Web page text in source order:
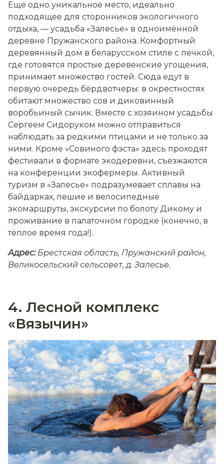
Ещё одно уникальное место, идеально
подходящее для сторонников экологичного
отдыха, — усадьба «Залесье» в одноимённой
деревне Пружанского района. Комфортный
деревянный дом в беларусском стиле с печкой,
где готовятся простые деревенские угощения,
принимает множество гостей. Сюда едут в
первую очередь бёрдвотчеры: в окрестностях
обитают множество сов и диковинный
воробьиный сычик. Вместе с хозяином усадьбы
Сергеем Сидоруком можно отправиться
наблюдать за редкими птицами и не только за
ними. Кроме «Совиного фэста» здесь проходят
фестивали в формате экодеревни, съезжаются
на конференции экофермеры. Активный
туризм в «Залесье» подразумевает сплавы на
байдарках, пешие и велосипедные
экомаршруты, экскурсии по болоту Дикому и
проживание в палаточном городке (конечно, в
тёплое время года!).
Адрес: Брестская область, Пружанский район,
Великосельский сельсовет, д. Залесье.
4. Лесной комплекс
«Вязычин»